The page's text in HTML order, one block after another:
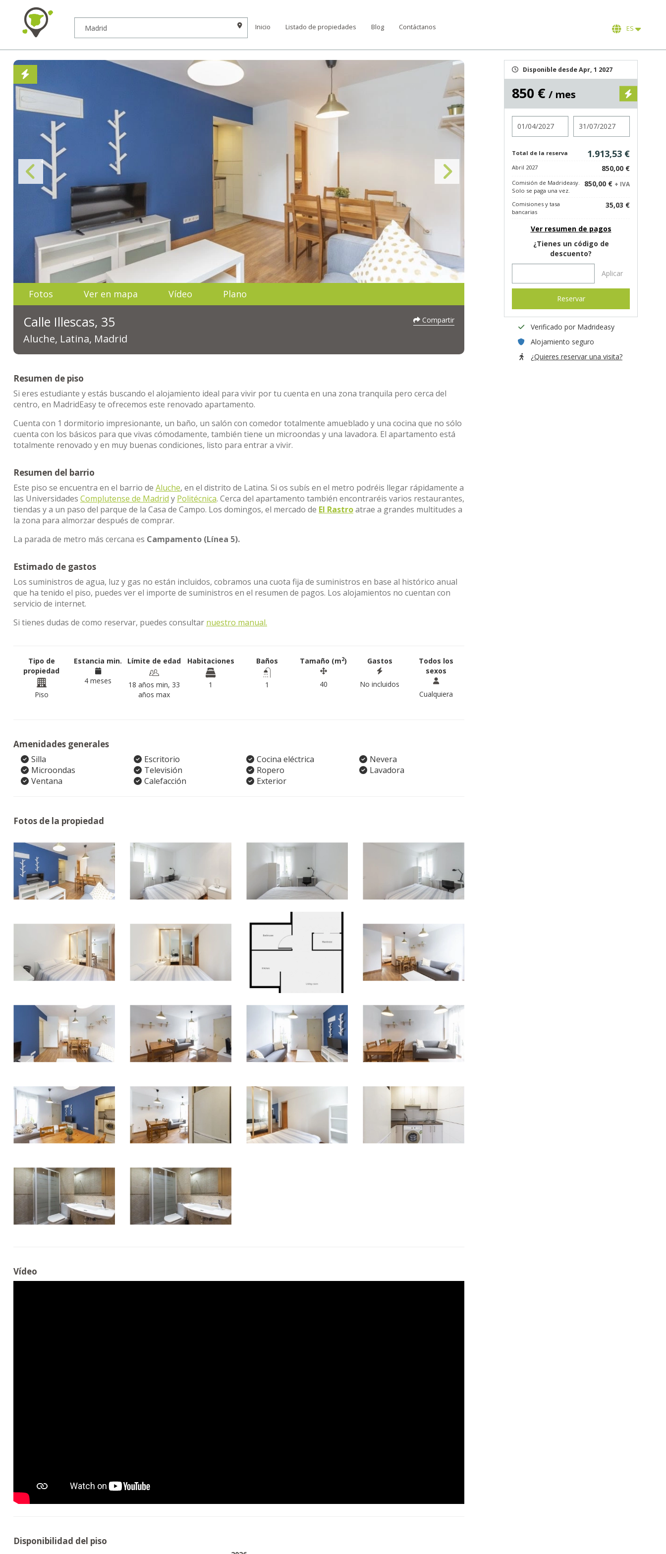
Inicio Listado de propiedades Blog Contáctanos ES
Fotos Ver en mapa Vídeo Plano
Calle Illescas, 35
Aluche, Latina, Madrid
Compartir
Resumen de piso
Si eres estudiante y estás buscando el alojamiento ideal para vivir por tu cuenta en una zona tranquila pero cerca del
centro, en MadridEasy te ofrecemos este renovado apartamento.
Cuenta con 1 dormitorio impresionante, un baño, un salón con comedor totalmente amueblado y una cocina que no sólo
cuenta con los básicos para que vivas cómodamente, también tiene un microondas y una lavadora. El apartamento está
totalmente renovado y en muy buenas condiciones, listo para entrar a vivir.
Resumen del barrio
Este piso se encuentra en el barrio de Aluche, en el distrito de Latina. Si os subís en el metro podréis llegar rápidamente a
las Universidades Complutense de Madrid y Politécnica. Cerca del apartamento también encontraréis varios restaurantes,
tiendas y a un paso del parque de la Casa de Campo. Los domingos, el mercado de El Rastroatrae a grandes multitudes a
la zona para almorzar después de comprar.
La parada de metro más cercana es Campamento (Línea 5).
Estimado de gastos
Los suministros de agua, luz y gas no están incluidos, cobramos una cuota fija de suministros en base al histórico anual
que ha tenido el piso, puedes ver el importe de suministros en el resumen de pagos. Los alojamientos no cuentan con
servicio de internet.
Si tienes dudas de como reservar, puedes consultar nuestro manual.
Tipo de
propiedad
Piso
Estancia min.
4 meses
Límite de edad
18 años min, 33
años max
Habitaciones
1
Baños
1
Tamaño (m2)
40
Gastos
No incluidos
Todos los
sexos
Cualquiera
Amenidades generales
Silla Escritorio Cocina eléctrica
Nevera
Microondas
Televisión Ropero
Lavadora
Ventana
Calefacción Exterior
Fotos de la propiedad
Vídeo
Disponibilidad del piso
Disponible desde Apr, 1 2027
850 € / mes
Total de la reserva 1.913,53 €
Abril 2027 850,00 €
Comisión de Madrideasy.
Solo se paga una vez.
850,00 € + IVA
Comisiones y tasa
bancarias
35,03 €
Ver resumen de pagos
¿Tienes un código de
descuento?
Aplicar
Reservar
Verificado por Madrideasy
Alojamiento seguro
¿Quieres reservar una visita?